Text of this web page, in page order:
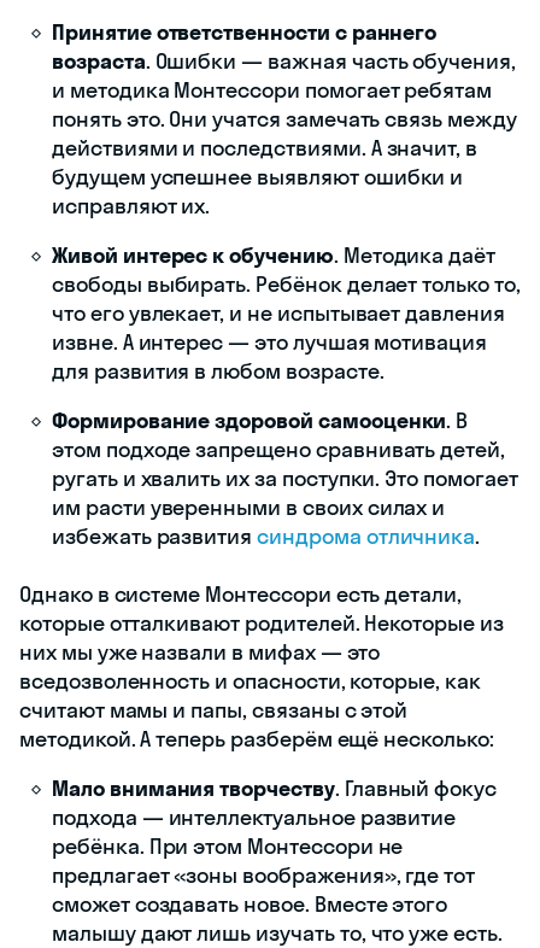
Принятие ответственности с раннего
возраста. Ошибки — важная часть обучения,
и методика Монтессори помогает ребятам
понять это. Они учатся замечать связь между
действиями и последствиями. А значит, в
будущем успешнее выявляют ошибки и
исправляют их.
Живой интерес к обучению. Методика даёт
свободы выбирать. Ребёнок делает только то,
что его увлекает, и не испытывает давления
извне. А интерес — это лучшая мотивация
для развития в любом возрасте.
Формирование здоровой самооценки. В
этом подходе запрещено сравнивать детей,
ругать и хвалить их за поступки. Это помогает
им расти уверенными в своих силах и
избежать развитиясиндрома отличника.
Однако в системе Монтессори есть детали,
которые отталкивают родителей. Некоторые из
них мы уже назвали в мифах — это
вседозволенность и опасности, которые, как
считают мамы и папы, связаны с этой
методикой. А теперь разберём ещё несколько:
Мало внимания творчеству. Главный фокус
подхода — интеллектуальное развитие
ребёнка. При этом Монтессори не
предлагает «зоны воображения», где тот
сможет создавать новое. Вместе этого
малышу дают лишь изучать то, что уже есть.